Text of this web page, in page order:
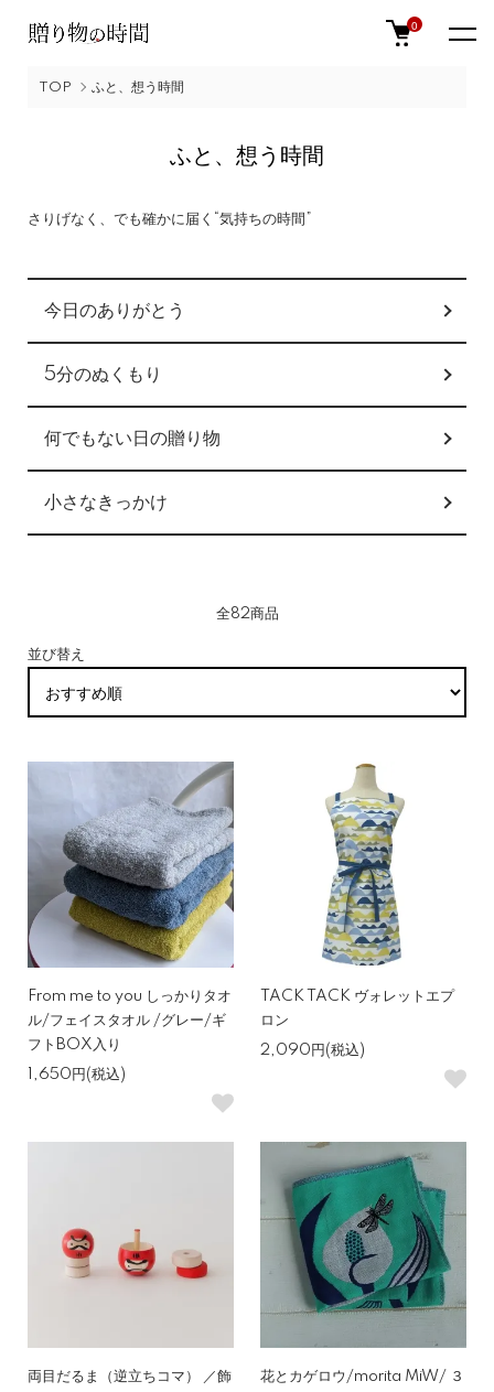
0
TOP ふと、想う時間
ふと、想う時間
さりげなく、でも確かに届く“気持ちの時間”
カテゴリー一覧
今日のありがとう
5分のぬくもり
何でもない日の贈り物
小さなきっかけ
全82商品
並び替え
From me to you しっかりタオ
ル/フェイスタオル /グレー/ギ
フトBOX入り
1,650円(税込)
TACK TACK ヴォレットエプ
ロン
2,090円(税込)
両目だるま（逆立ちコマ） ／飾
花とカゲロウ/morita MiW/ ３